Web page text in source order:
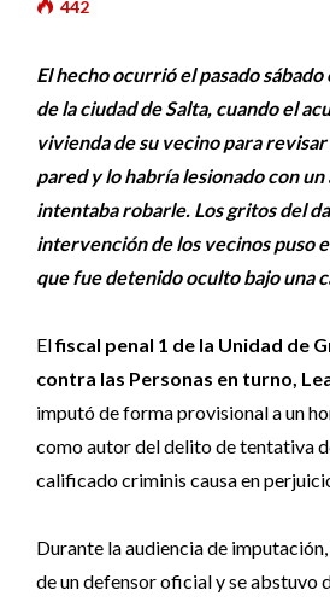
442
El hecho ocurrió el pasado
de la ciudad de Salta, cuando el
vivienda de su vecino para revisar
pared y lo habría lesionado con un
intentaba robarle. Los gritos del
intervención de los vecinos puso
que fue detenido oculto bajo una
Elfiscal penal 1 de la Unidad de
contra las Personas en turno,
imputó de forma provisional a un
como autor del delito de tentativa
calificado criminis causa en
Durante la audiencia de
de un defensor oficial y se abstuvo